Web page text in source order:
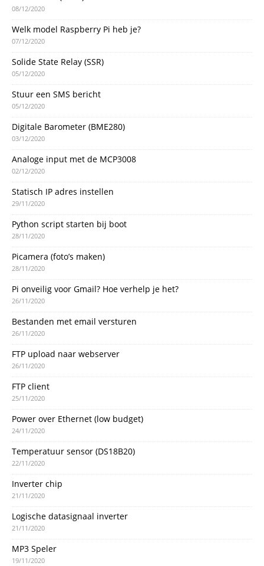
08/12/2020
Welk model Raspberry Pi heb je?
07/12/2020
Solide State Relay (SSR)
05/12/2020
Stuur een SMS bericht
05/12/2020
Digitale Barometer (BME280)
03/12/2020
Analoge input met de MCP3008
02/12/2020
Statisch IP adres instellen
29/11/2020
Python script starten bij boot
28/11/2020
Picamera (foto’s maken)
28/11/2020
Pi onveilig voor Gmail? Hoe verhelp je het?
26/11/2020
Bestanden met email versturen
26/11/2020
FTP upload naar webserver
26/11/2020
FTP client
25/11/2020
Power over Ethernet (low budget)
24/11/2020
Temperatuur sensor (DS18B20)
22/11/2020
Inverter chip
21/11/2020
Logische datasignaal inverter
21/11/2020
MP3 Speler
19/11/2020